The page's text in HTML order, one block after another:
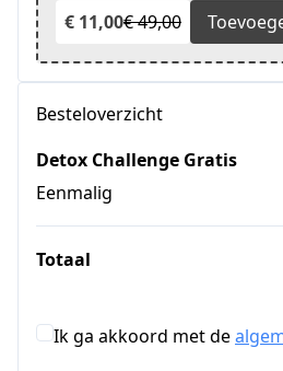
€ 11,00€ 49,00
Besteloverzicht
Detox Challenge Gratis
Eenmalig
Totaal
Ik ga akkoord met de